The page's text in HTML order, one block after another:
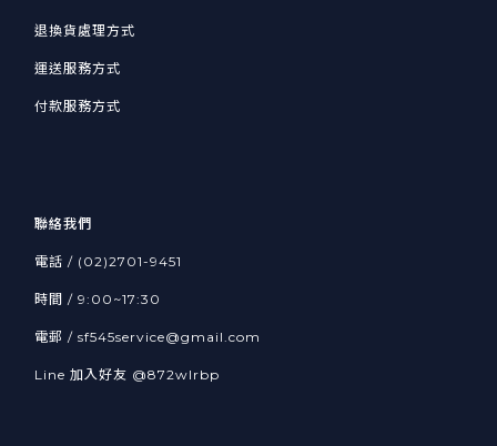
退換貨處理方式
運送服務方式
付款服務方式
聯絡我們
電話 / (02)2701-9451
時間 / 9:00~17:30
電郵 / sf545service@gmail.com
Line 加入好友 @872wlrbp